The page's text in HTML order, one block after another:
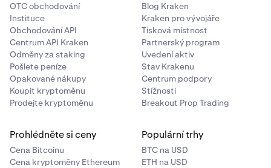
potřebujete pomoci s nalezením těchto čísel,
podívejte se na:
Jak vyhledat informace o vašem
kanadském bankovním účtu pro výběry CAD
6
Zahajte výběr.- Vyberte bankovní účet, na který
chcete vybrat.- Zadejte částku CAD k výběru.-
Klikněte na Vybrat CAD
.- Potvrďte výběr. - Domácí
výběry EFT by měly dorazit na váš bankovní účet do
OTC obchodování
Instituce
Obchodování API
Centrum API Kraken
Odměny za staking
Pošlete peníze
Opakované nákupy
Koupit kryptoměnu
Prodejte kryptoměnu
Blog Kraken
Kraken pro vývojáře
Tisková místnost
Partnerský program
Uvedení aktiv
Stav Krakenu
Centrum podpory
Stížnosti
Breakout Prop Trading
Prohlédněte si ceny
Cena Bitcoinu
Cena kryptoměny Ethereum
Populární trhy
BTC na USD
ETH na USD